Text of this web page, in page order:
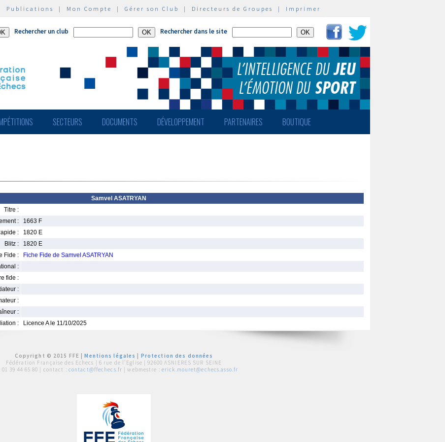
Publications | Mon Compte | Gérer son Club | Directeurs de Groupes | Imprimer
Rechercher un club Rechercher dans le site
SECTEURS DOCUMENTS DÉVELOPPEMENT PARTENAIRES BOUTIQUE
Samvel ASATRYAN
Titre :
:
1663 F
:
1820 E
Blitz :
1820 E
Fide :
Fiche Fide de Samvel ASATRYAN
:
fide :
:
:
:
:
Licence A le 11/10/2025
Copyright © 2015 FFE |Mentions légales
Protection des données
Fédération Française des Echecs | 6 rue de l'Eglise | 92600 ASNIERES SUR SEINE
01 39 44 65 80 | contact : contact@ffechecs.fr | webmestre : erick.mouret@echecs.asso.fr